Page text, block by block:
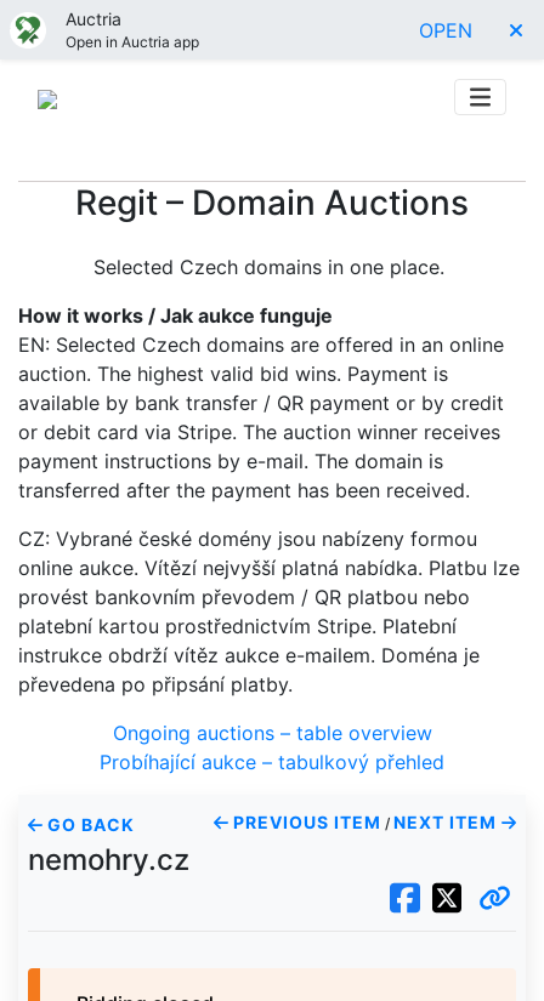
Auctria
Open in Auctria app OPEN
Regit – Domain Auctions
Selected Czech domains in one place.
How it works / Jak aukce funguje
EN: Selected Czech domains are offered in an online
auction. The highest valid bid wins. Payment is
available by bank transfer / QR payment or by credit
or debit card via Stripe. The auction winner receives
payment instructions by e-mail. The domain is
transferred after the payment has been received.
CZ: Vybrané české domény jsou nabízeny formou
online aukce. Vítězí nejvyšší platná nabídka. Platbu lze
provést bankovním převodem / QR platbou nebo
platební kartou prostřednictvím Stripe. Platební
instrukce obdrží vítěz aukce e-mailem. Doména je
převedena po připsání platby.
Ongoing auctions – table overview
Probíhající aukce – tabulkový přehled
GO BACK PREVIOUS ITEM / NEXT ITEM
nemohry.cz